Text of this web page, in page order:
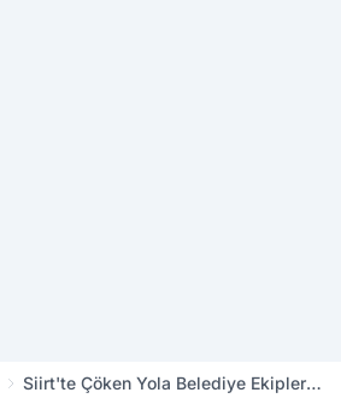
Siirt'te Çöken Yola Belediye Ekipleri